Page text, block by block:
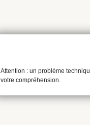
Attention : un problème
votre compréhension.